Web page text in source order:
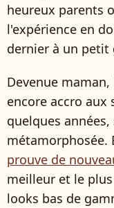
heureux parents
l'expérience en
dernier à un petit
Devenue
encore accro aux
quelques
métamorphosée.
prouve de
meilleur et le
looks bas de